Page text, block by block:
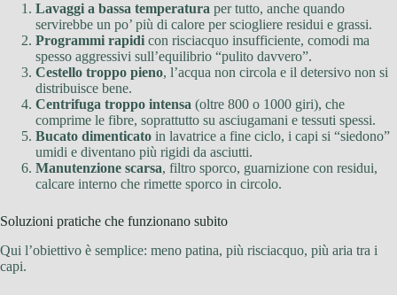
Lavaggi a bassa temperatura per tutto, anche quando
servirebbe un po’ più di calore per sciogliere residui e grassi.
Programmi rapidi con risciacquo insufficiente, comodi ma
spesso aggressivi sull’equilibrio “pulito davvero”.
Cestello troppo pieno, l’acqua non circola e il detersivo non si
distribuisce bene.
Centrifuga troppo intensa (oltre 800 o 1000 giri), che
comprime le fibre, soprattutto su asciugamani e tessuti spessi.
Bucato dimenticato in lavatrice a fine ciclo, i capi si “siedono”
umidi e diventano più rigidi da asciutti.
Manutenzione scarsa, filtro sporco, guarnizione con residui,
calcare interno che rimette sporco in circolo.
Soluzioni pratiche che funzionano subito
Qui l’obiettivo è semplice: meno patina, più risciacquo, più aria tra i
capi.